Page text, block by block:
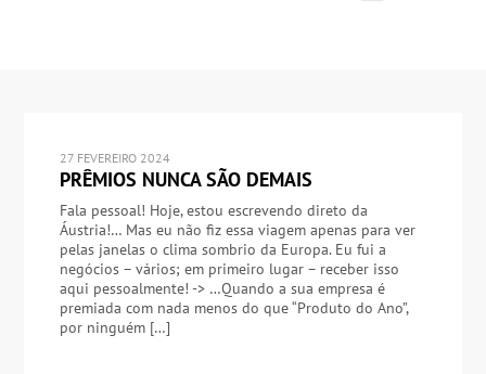
27 FEVEREIRO 2024
PRÊMIOS NUNCA SÃO DEMAIS
Fala pessoal! Hoje, estou escrevendo direto da
Áustria!… Mas eu não fiz essa viagem apenas para ver
pelas janelas o clima sombrio da Europa. Eu fui a
negócios – vários; em primeiro lugar – receber isso
aqui pessoalmente! -> …Quando a sua empresa é
premiada com nada menos do que “Produto do Ano”,
por ninguém […]